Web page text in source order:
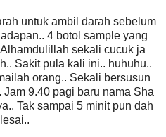
untuk ambil darah sebelum
4 botol sample yang
sekali cucuk ja
Sakit pula kali ini.. huhuhu..
orang.. Sekali bersusun
9.40 pagi baru nama Sha
Tak sampai 5 minit pun dah